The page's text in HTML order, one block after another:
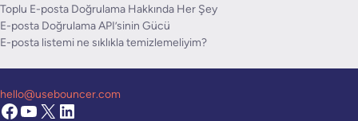
Toplu E-posta Doğrulama Hakkında Her Şey
E-posta Doğrulama API’sinin Gücü
E-posta listemi ne sıklıkla temizlemeliyim?
hello@usebouncer.com